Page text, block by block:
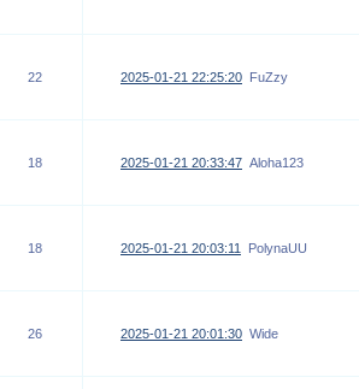
22 2025-01-21 22:25:20 FuZzy
18 2025-01-21 20:33:47 Aloha123
18 2025-01-21 20:03:11 PolynaUU
26 2025-01-21 20:01:30 Wide